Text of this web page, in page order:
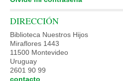
DIRECCIÓN
Biblioteca Nuestros Hijos
Miraflores 1443
11500 Montevideo
Uruguay
2601 90 99
contacto